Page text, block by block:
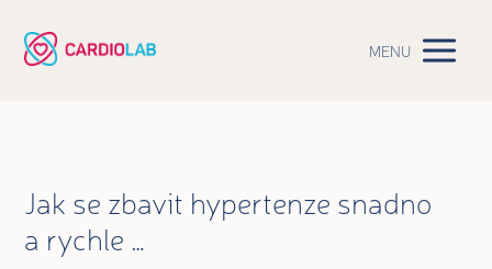
MENU
Jak se zbavit hypertenze snadno
a rychle …